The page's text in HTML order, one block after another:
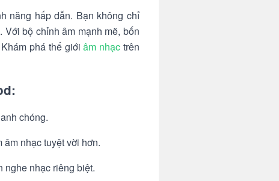
năng hấp dẫn. Bạn không chỉ
bộ chỉnh âm mạnh mẽ, bốn
phá thế giớiâm nhạc trên
chóng.
nhạc tuyệt vời hơn.
nghe nhạc riêng biệt.